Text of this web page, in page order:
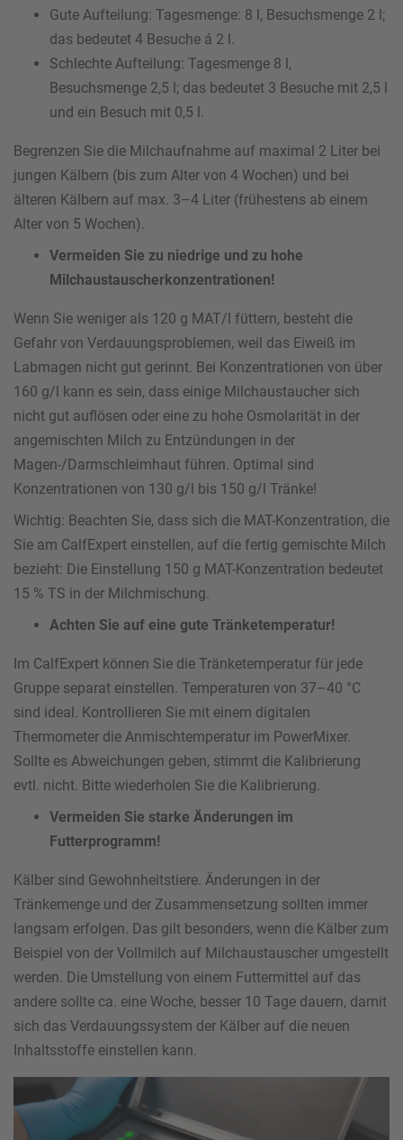
Gute Aufteilung: Tagesmenge: 8 l, Besuchsmenge 2 l;
das bedeutet 4 Besuche á 2 l.
Schlechte Aufteilung: Tagesmenge 8 l,
Besuchsmenge 2,5 l; das bedeutet 3 Besuche mit 2,5 l
und ein Besuch mit 0,5 l.
Begrenzen Sie die Milchaufnahme auf maximal 2 Liter bei
jungen Kälbern (bis zum Alter von 4 Wochen) und bei
älteren Kälbern auf max. 3–4 Liter (frühestens ab einem
Alter von 5 Wochen).
Vermeiden Sie zu niedrige und zu hohe
Milchaustauscherkonzentrationen!
Wenn Sie weniger als 120 g MAT/l füttern, besteht die
Gefahr von Verdauungsproblemen, weil das Eiweiß im
Labmagen nicht gut gerinnt. Bei Konzentrationen von über
160 g/l kann es sein, dass einige Milchaustaucher sich
nicht gut auflösen oder eine zu hohe Osmolarität in der
angemischten Milch zu Entzündungen in der
Magen-/Darmschleimhaut führen. Optimal sind
Konzentrationen von 130 g/l bis 150 g/l Tränke!
Wichtig: Beachten Sie, dass sich die MAT-Konzentration, die
Sie am CalfExpert einstellen, auf die fertig gemischte Milch
bezieht: Die Einstellung 150 g MAT-Konzentration bedeutet
15 % TS in der Milchmischung.
Achten Sie auf eine gute Tränketemperatur!
Im CalfExpert können Sie die Tränketemperatur für jede
Gruppe separat einstellen. Temperaturen von 37–40 °C
sind ideal. Kontrollieren Sie mit einem digitalen
Thermometer die Anmischtemperatur im PowerMixer.
Sollte es Abweichungen geben, stimmt die Kalibrierung
evtl. nicht. Bitte wiederholen Sie die Kalibrierung.
Vermeiden Sie starke Änderungen im
Futterprogramm!
Kälber sind Gewohnheitstiere. Änderungen in der
Tränkemenge und der Zusammensetzung sollten immer
langsam erfolgen. Das gilt besonders, wenn die Kälber zum
Beispiel von der Vollmilch auf Milchaustauscher umgestellt
werden. Die Umstellung von einem Futtermittel auf das
andere sollte ca. eine Woche, besser 10 Tage dauern, damit
sich das Verdauungssystem der Kälber auf die neuen
Inhaltsstoffe einstellen kann.